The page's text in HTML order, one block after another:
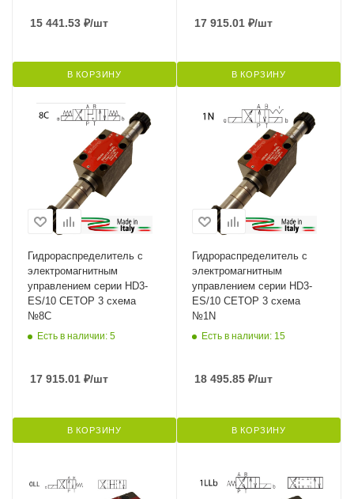
15 441.53 ₽/шт
В КОРЗИНУ
17 915.01 ₽/шт
В КОРЗИНУ
Гидрораспределитель с
электромагнитным
управлением серии HD3-
ES/10 CETOP 3 схема
№8C
Есть в наличии: 5
17 915.01 ₽/шт
В КОРЗИНУ
Гидрораспределитель с
электромагнитным
управлением серии HD3-
ES/10 CETOP 3 схема
№1N
Есть в наличии: 15
18 495.85 ₽/шт
В КОРЗИНУ